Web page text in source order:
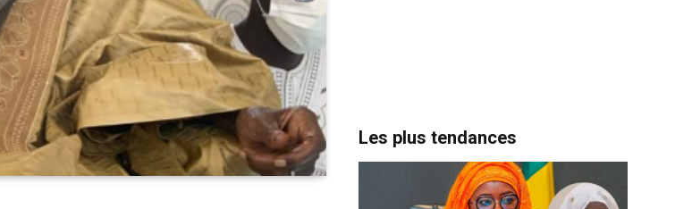
Les plus tendances